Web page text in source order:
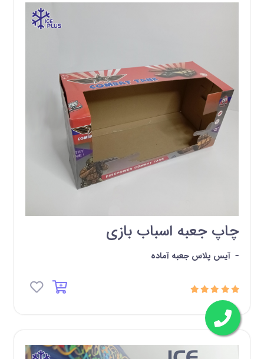
چاپ جعبه اسباب بازی
- آیس پلاس جعبه آماده